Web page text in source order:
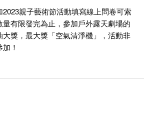
親子藝術節活動填寫線上問卷可索
有限發完為止，參加戶外露天劇場的
獎，最大獎「空氣清淨機」，活動非
！